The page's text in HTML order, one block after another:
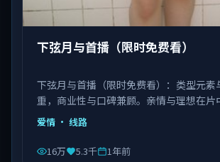
下弦月与首播（限时免费看）
下弦月与首播（限时免费看）：类型元素
重，商业性与口碑兼顾。亲情与理想在片
扯。由饶晓志执导，白宇、刘亦菲、肖央
台湾出品，类型为爱情。
爱情 · 线路
16万 5.3千 1年前